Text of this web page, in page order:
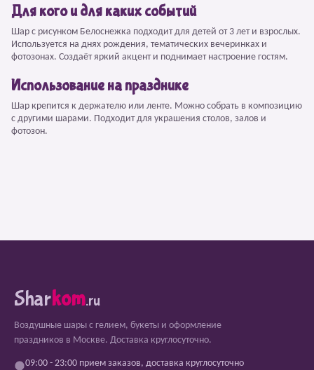
Для кого и для каких событий
Шар с рисунком Белоснежка подходит для детей от 3 лет и взрослых.
Используется на днях рождения, тематических вечеринках и
фотозонах. Создаёт яркий акцент и поднимает настроение гостям.
Использование на празднике
Шар крепится к держателю или ленте. Можно собрать в композицию
с другими шарами. Подходит для украшения столов, залов и
фотозон.
Sharkom.ru
Воздушные шары с гелием, букеты и оформление
праздников в Москве. Доставка круглосуточно.
09:00 - 23:00 прием заказов, доставка круглосуточно